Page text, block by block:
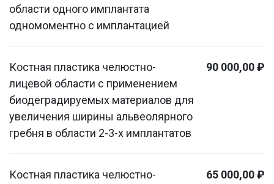
области одного имплантата
одномоментно с имплантацией
Костная пластика челюстно-
лицевой области с применением
биодеградируемых материалов для
увеличения ширины альвеолярного
гребня в области 2-3-х имплантатов
90 000,00 ₽
Костная пластика челюстно-
65 000,00 ₽